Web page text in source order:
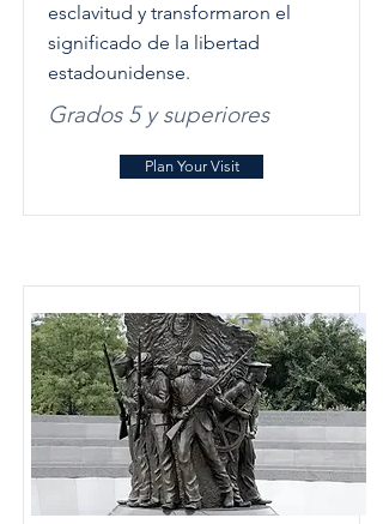
esclavitud y transformaron el
significado de la libertad
estadounidense.
Grados 5 y superiores
Plan Your Visit